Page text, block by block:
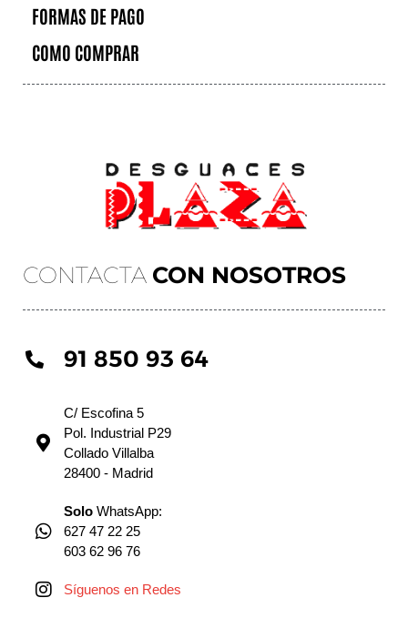
CONTACTA CON NOSOTROS
91 850 93 64
C/ Escofina 5
Pol. Industrial P29
Collado Villalba
28400 - Madrid
Solo WhatsApp:
627 47 22 25
603 62 96 76
Síguenos en Redes
FORMAS DE PAGO
COMO COMPRAR